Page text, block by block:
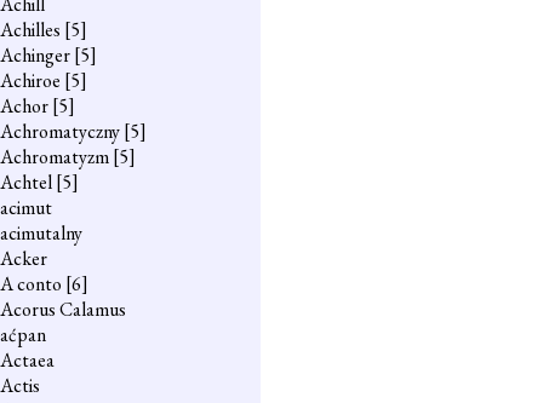
Achilles [5]
Achinger[5]
Achiroe [5]
Achor[5]
Achromatyczny[5]
Achromatyzm[5]
Achtel[5]
acimut
acimutalny
Acker
A conto [6]
Acorus Calamus
aćpan
Actaea
Actis